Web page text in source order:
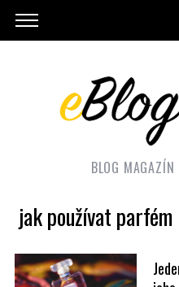
BLOG
jak používat parfém